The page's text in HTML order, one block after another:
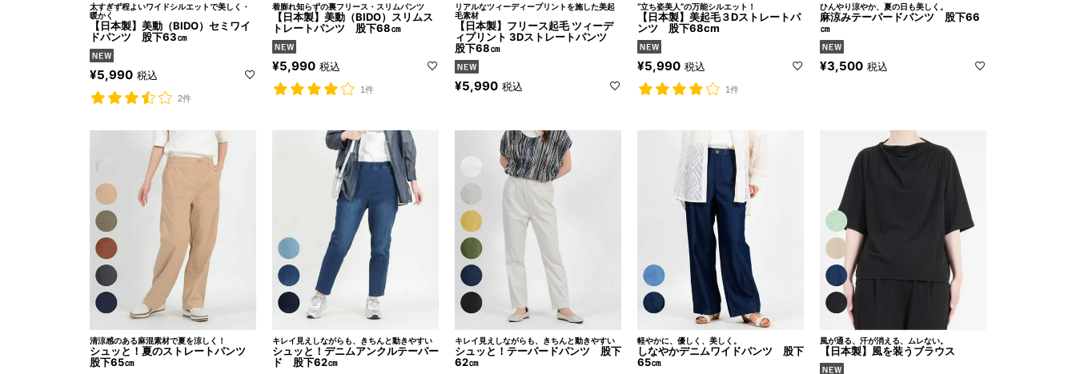
太すぎず程よいワイドシルエットで美しく・
暖かく
【日本製】美動（BIDO）セミワイ
ドパンツ 股下63㎝
¥5,990 税込
2件
着膨れ知らずの裏フリース・スリムパンツ
【日本製】美動（BIDO）スリムス
トレートパンツ 股下68㎝
¥5,990 税込
1件
リアルなツィーディープリントを施した美起
毛素材
【日本製】フリース起毛 ツィーデ
ィプリント 3Dストレートパンツ
股下68㎝
¥5,990 税込
“立ち姿美人”の万能シルエット！
【日本製】美起毛３Dストレートパ
ンツ 股下68cm
¥5,990 税込
1件
ひんやり涼やか、夏の日も美しく。
麻涼みテーパードパンツ 股下66
㎝
¥3,500 税込
清涼感のある麻混素材で夏を涼しく！
シュッと！夏のストレートパンツ
股下65㎝
キレイ見えしながらも、きちんと動きやすい
シュッと！デニムアンクルテーパー
ド 股下62㎝
キレイ見えしながらも、きちんと動きやすい
シュッと！テーパードパンツ 股下
62㎝
軽やかに、優しく、美しく。
しなやかデニムワイドパンツ 股下
65㎝
風が通る、汗が消える、ムレない。
【日本製】風を装うブラウス